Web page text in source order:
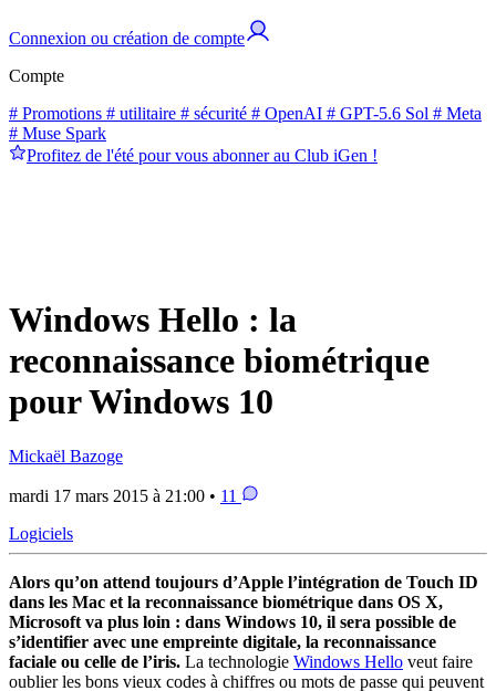
Connexion ou création de compte
Compte
# Promotions # utilitaire # sécurité # OpenAI # GPT-5.6 Sol # Meta
# Muse Spark
Profitez de l'été pour vous abonner au Club iGen !
Windows Hello : la
reconnaissance biométrique
pour Windows 10
Mickaël Bazoge
mardi 17 mars 2015 à 21:00 • 11
Logiciels
Alors qu’on attend toujours d’Apple l’intégration de Touch ID
dans les Mac et la reconnaissance biométrique dans OS X,
Microsoft va plus loin : dans Windows 10, il sera possible de
s’identifier avec une empreinte digitale, la reconnaissance
faciale ou celle de l’iris. La technologie Windows Hello veut faire
oublier les bons vieux codes à chiffres ou mots de passe qui peuvent